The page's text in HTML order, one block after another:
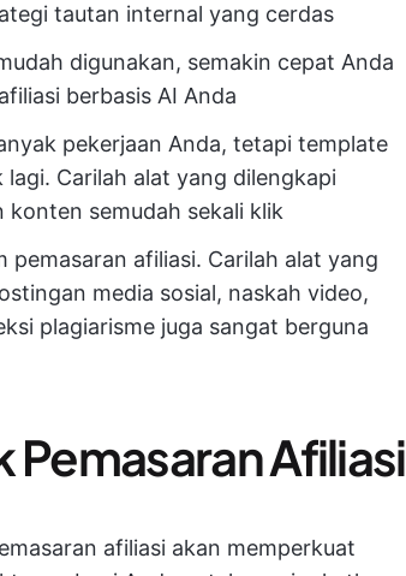
tautan internal yang cerdas
digunakan, semakin cepat Anda
berbasis AI Anda
pekerjaan Anda, tetapi template
Carilah alat yang dilengkapi
semudah sekali klik
pemasaran afiliasi. Carilah alat yang
media sosial, naskah video,
plagiarisme juga sangat berguna
Pemasaran Afiliasi
afiliasi akan memperkuat